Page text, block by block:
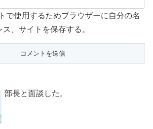
で使用するためブラウザーに自分の名
、サイトを保存する。
部長と面談した。